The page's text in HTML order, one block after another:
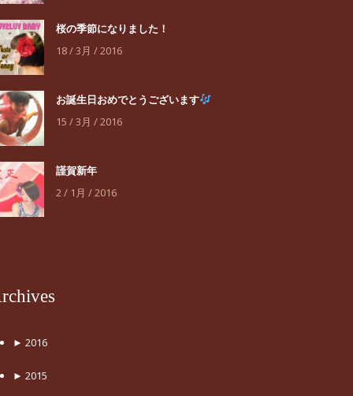
桜の季節になりました！
18 / 3月 / 2016
お誕生日おめでとうございます
15 / 3月 / 2016
謹賀新年
2 / 1月 / 2016
► 2016
► 2015